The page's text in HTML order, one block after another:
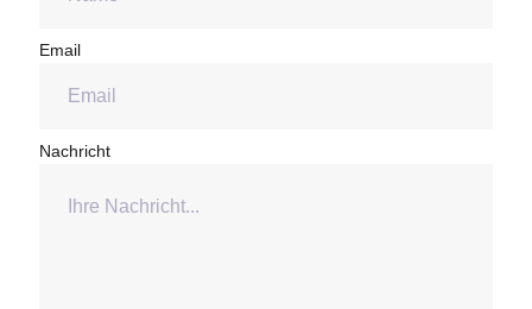
Email
Nachricht